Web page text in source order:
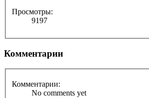
Просмотры:
9197
Комментарии
Комментарии:
No comments yet